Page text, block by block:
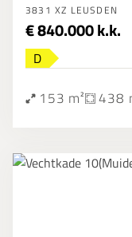
3831 XZ LEUSDEN
€ 840.000 k.k.
D
153 m² 438